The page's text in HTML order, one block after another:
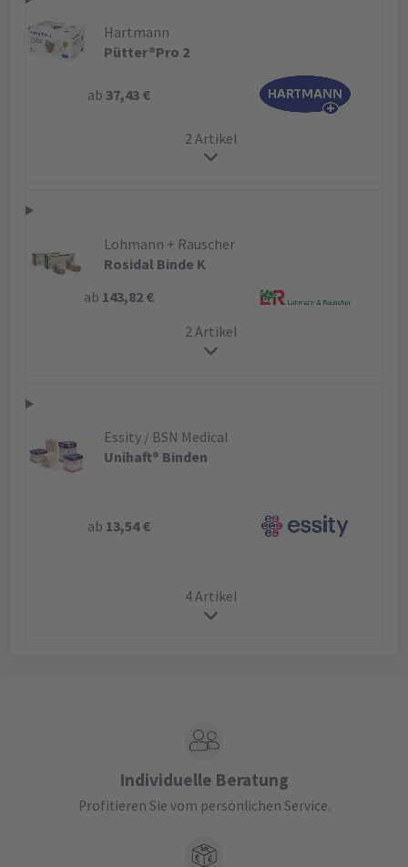
Hartmann
Pütter®Pro 2
ab 37,43 €
2 Artikel
Lohmann + Rauscher
Rosidal Binde K
ab 143,82 €
2 Artikel
Essity / BSN Medical
Unihaft® Binden
ab 13,54 €
4 Artikel
Individuelle Beratung
Profitieren Sie vom persönlichen Service.